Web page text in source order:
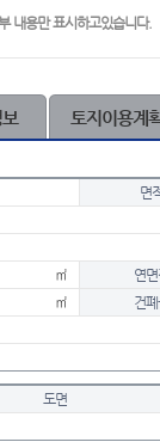
내용만 표시하고있습니다.
토지이용계
면
㎡
연
㎡
건
도면